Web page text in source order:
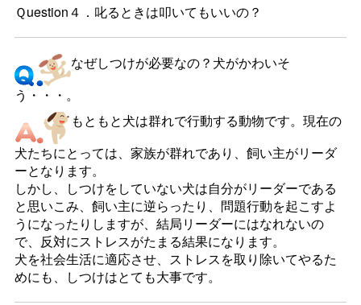
Ｑuestion４．叱るときは叩いてもいいの？
なぜしつけが必要なの？犬がかわいそ
う・・・。
もともと犬は群れで行動する動物です。現在の
犬たちにとっては、家族が群れであり、飼い主がリーダ
ーとなります。
しかし、しつけをしていない犬は自分がリーダーである
と思いこみ、飼い主に逆らったり、問題行動を起こすよ
うになったりしますが、結局リーダーにはなれないの
で、反対にストレスがたまる結果になります。
犬を社会生活に適応させ、ストレスを取り除いてやるた
めにも、しつけはとても大事です。